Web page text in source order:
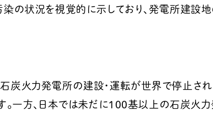
の状況を視覚的に示しており、発電所建設
炭火力発電所の建設・運転が世界で停止さ
。一方、日本では未だに100基以上の石炭火